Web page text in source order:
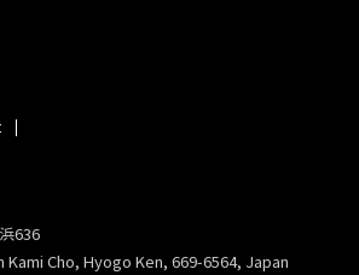
636
Cho, Hyogo Ken, 669-6564, Japan